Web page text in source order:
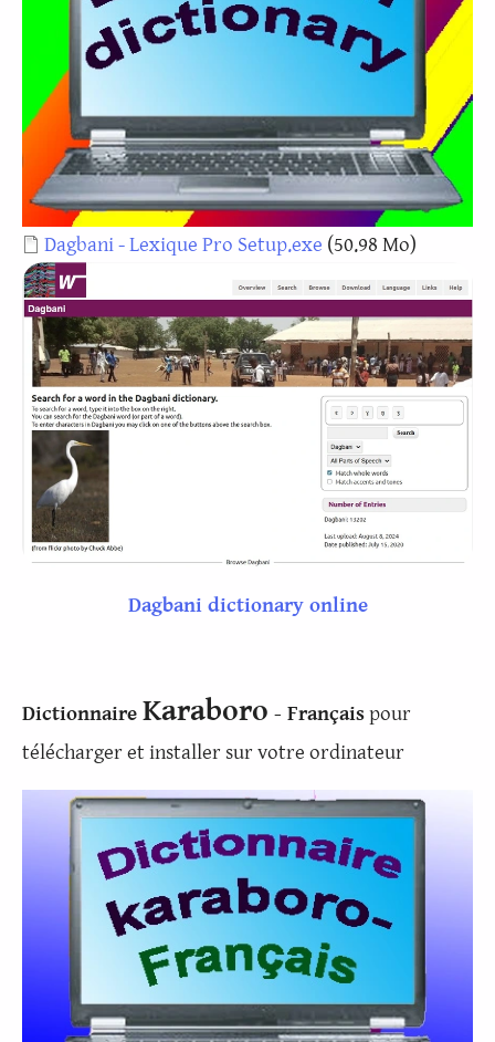
Document
Dagbani - Lexique Pro Setup.exe (50.98 Mo)
Dagbani dictionary online
Dictionnaire Karaboro - Françaispour
télécharger et installer sur votre ordinateur